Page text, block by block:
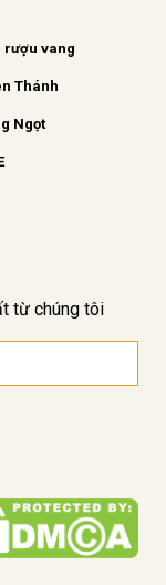
rượu vang
Thánh
Ngọt
từ chúng tôi